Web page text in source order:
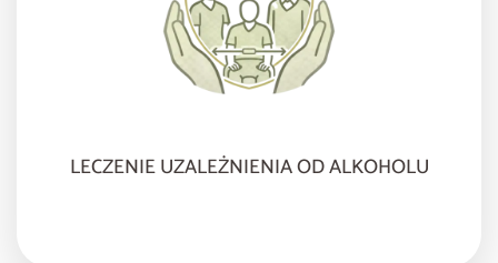
LECZENIE UZALEŻNIENIA OD ALKOHOLU